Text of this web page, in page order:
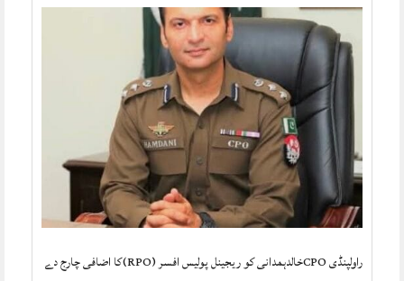
راولپنڈی CPOخالدہمدانی کو ریجینل پولیس افسر (RPO)کا اضافی چارج دے